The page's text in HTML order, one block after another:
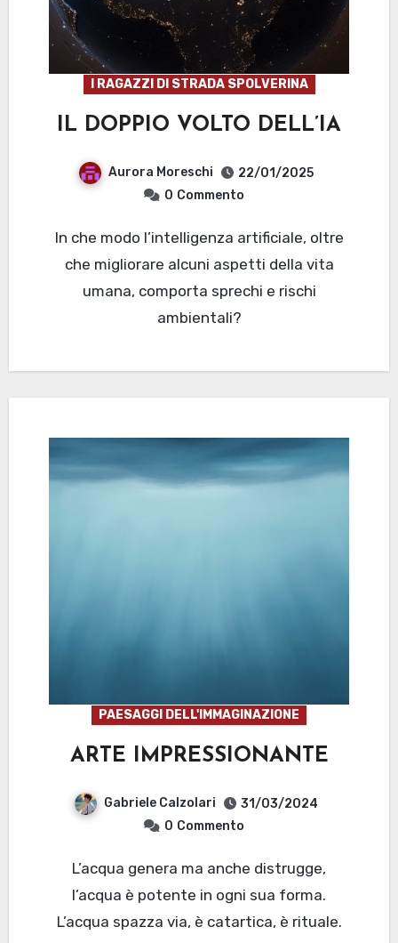
I RAGAZZI DI STRADA SPOLVERINA
IL DOPPIO VOLTO DELL’IA
Aurora Moreschi
22/01/2025
0 Commento
In che modo l’intelligenza artificiale, oltre
che migliorare alcuni aspetti della vita
umana, comporta sprechi e rischi
ambientali?
PAESAGGI DELL'IMMAGINAZIONE
ARTE IMPRESSIONANTE
Gabriele Calzolari
31/03/2024
0 Commento
L’acqua genera ma anche distrugge,
l’acqua è potente in ogni sua forma.
L’acqua spazza via, è catartica, è rituale.